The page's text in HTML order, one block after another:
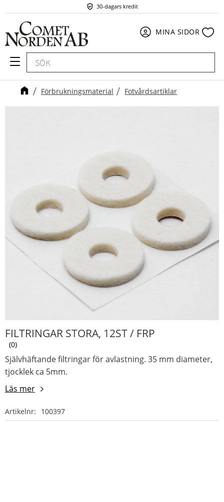
Meny
30-dagars kredit
MINA SIDOR
Förbrukningsmaterial Fotvårdsartiklar
FILTRINGAR STORA, 12ST / FRP
0
Självhäftande filtringar för avlastning. 35 mm diameter,
tjocklek ca 5mm.
Läs mer
Artikelnr 100397